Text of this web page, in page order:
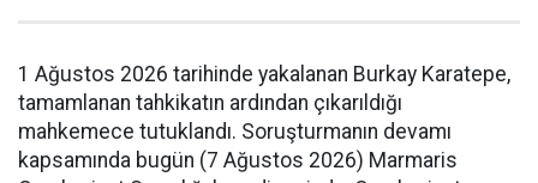
1 Ağustos 2026 tarihinde yakalanan Burkay Karatepe,
tamamlanan tahkikatın ardından çıkarıldığı
mahkemece tutuklandı. Soruşturmanın devamı
kapsamında bugün (7 Ağustos 2026) Marmaris